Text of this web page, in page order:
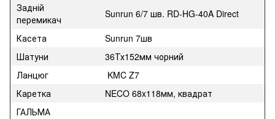
Задній
перемикач
Sunrun 6/7 шв. RD-HG-40A Direct
Касета
Sunrun 7шв
Шатуни
36Тх152мм чорний
Ланцюг
KMC Z7
Каретка
NECO 68x118мм, квадрат
ГАЛЬМА